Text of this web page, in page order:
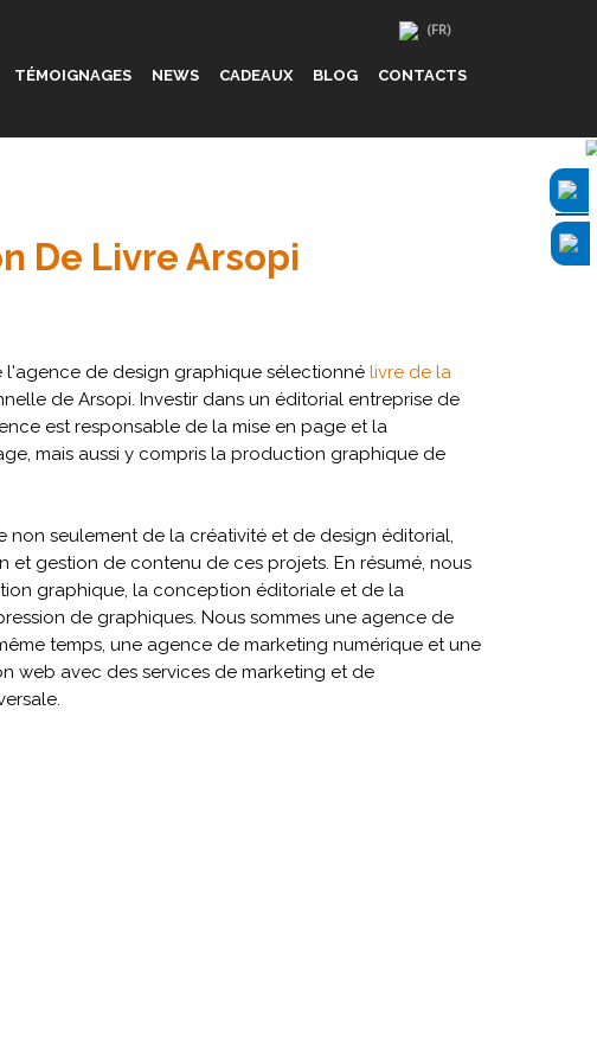
TÉMOIGNAGES NEWS CADEAUX BLOG CONTACTS
De Livre Arsopi
l'agence de design graphique sélectionné livre de la
de Arsopi. Investir dans un éditorial entreprise de
est responsable de la mise en page et la
mais aussi y compris la production graphique de
non seulement de la créativité et de design éditorial,
et gestion de contenu de ces projets. En résumé, nous
graphique, la conception éditoriale et de la
de graphiques. Nous sommes une agence de
temps, une agence de marketing numérique et une
web avec des services de marketing et de